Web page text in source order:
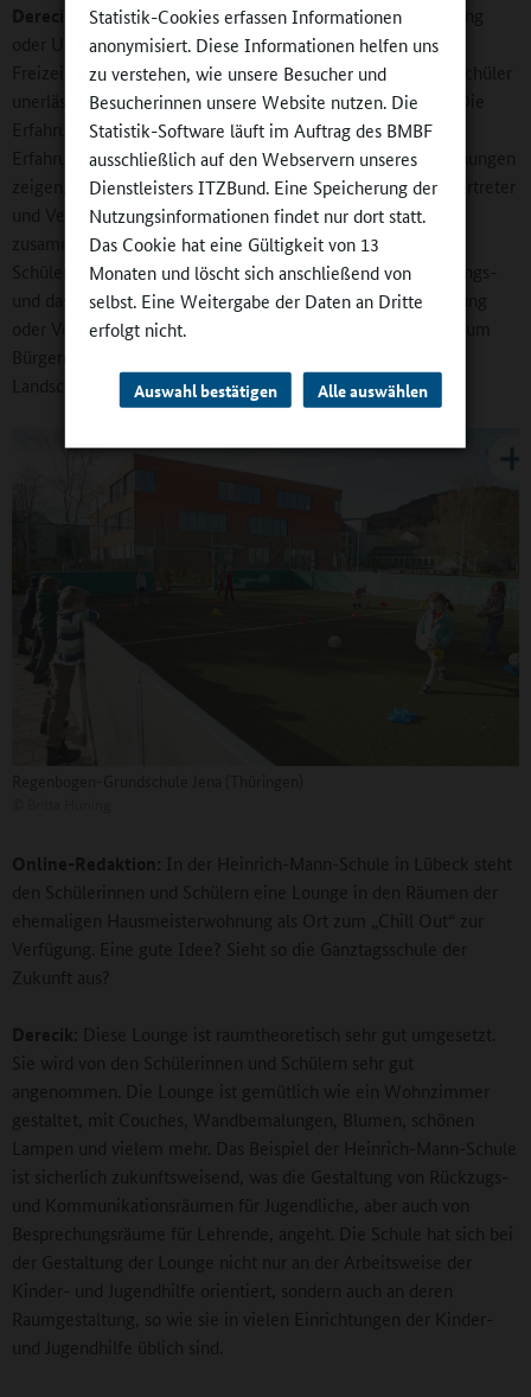
Statistik-Cookies erfassen Informationen
anonymisiert. Diese Informationen helfen uns
zu verstehen, wie unsere Besucher und
Besucherinnen unsere Website nutzen. Die
Statistik-Software läuft im Auftrag des BMBF
ausschließlich auf den Webservern unseres
Dienstleisters ITZBund. Eine Speicherung der
Nutzungsinformationen findet nur dort statt.
Das Cookie hat eine Gültigkeit von 13
Monaten und löscht sich anschließend von
selbst. Eine Weitergabe der Daten an Dritte
erfolgt nicht.
Auswahl bestätigen Alle auswählen
Derecik:
In meinen Augen ist bei der Planung und Gestaltung
oder Umgestaltung von Schulen und gerade, wenn es um
Freizeiträume geht, die Beteiligung der Schülerinnen und Schüler
unerlässlich. Aber nicht nur diese sollten beteiligt werden. Die
Erfahrungen von Kolleginnen und Kollegen und meine
Erfahrungen als Moderator für sogenannte Kooperative Planungen
zeigen, dass die besten Ergebnisse erzielt werden, wenn Vertreter
und Vertreterinnen aus verschiedenen Bereichen
zusammenkommen. Dazu zählen neben Schülerinnen und
Schülern aus verschiedenen Jahrgängen auch das Schulleitungs-
und das Lehrerteam, Hausmeister, Eltern, die Schulverwaltung
oder Verantwortliche der Kinder und Jugendhilfe – bis hin zum
Bürgermeister oder der Bürgermeisterin. Auch ein
Landschaftsarchitekt kann dazu gehören.
Online-Redaktion: In der Heinrich-Mann-Schule in Lübeck steht
den Schülerinnen und Schülern eine Lounge in den Räumen der
ehemaligen Hausmeisterwohnung als Ort zum „Chill Out“ zur
Verfügung. Eine gute Idee? Sieht so die Ganztagsschule der
Zukunft aus?
Derecik: Diese Lounge ist raumtheoretisch sehr gut umgesetzt.
Sie wird von den Schülerinnen und Schülern sehr gut
angenommen. Die Lounge ist gemütlich wie ein Wohnzimmer
gestaltet, mit Couches, Wandbemalungen, Blumen, schönen
Lampen und vielem mehr. Das Beispiel der Heinrich-Mann-Schule
ist sicherlich zukunftsweisend, was die Gestaltung von Rückzugs-
und Kommunikationsräumen für Jugendliche, aber auch von
Besprechungsräume für Lehrende, angeht. Die Schule hat sich bei
der Gestaltung der Lounge nicht nur an der Arbeitsweise der
Kinder- und Jugendhilfe orientiert, sondern auch an deren
Raumgestaltung, so wie sie in vielen Einrichtungen der Kinder-
und Jugendhilfe üblich sind.